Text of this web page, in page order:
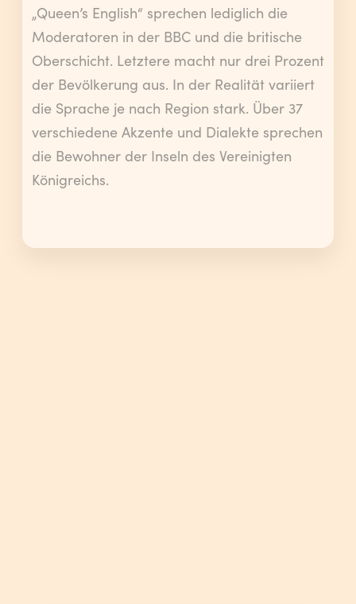
„Queen’s English“ sprechen lediglich die
Moderatoren in der BBC und die britische
Oberschicht. Letztere macht nur drei Prozent
der Bevölkerung aus. In der Realität variiert
die Sprache je nach Region stark. Über 37
verschiedene Akzente und Dialekte sprechen
die Bewohner der Inseln des Vereinigten
Königreichs.